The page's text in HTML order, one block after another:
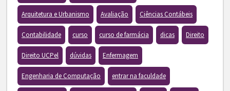
Arquitetura e Urbanismo Avaliação Ciências Contábeis
Contabilidade curso curso de farmácia dicas Direito
Direito UCPel dúvidas Enfermagem
Engenharia de Computação entrar na faculdade